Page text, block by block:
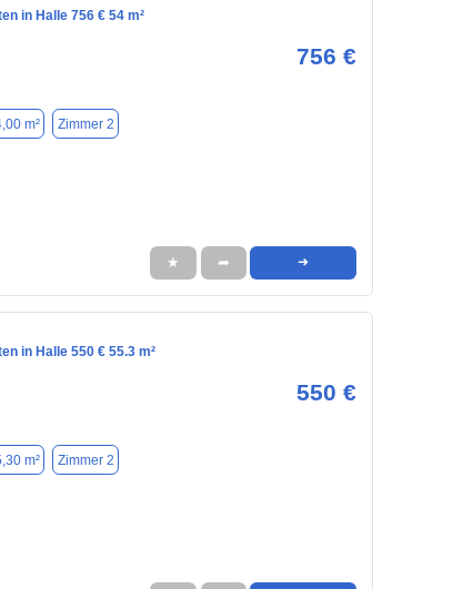
in Halle 756 € 54 m²
756 €
m² Zimmer 2
★ ➦ ➜
in Halle 550 € 55.3 m²
550 €
m² Zimmer 2